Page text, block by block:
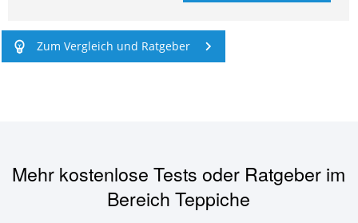
Zum Vergleich und Ratgeber
Mehr kostenlose Tests oder Ratgeber im
BereichTeppiche